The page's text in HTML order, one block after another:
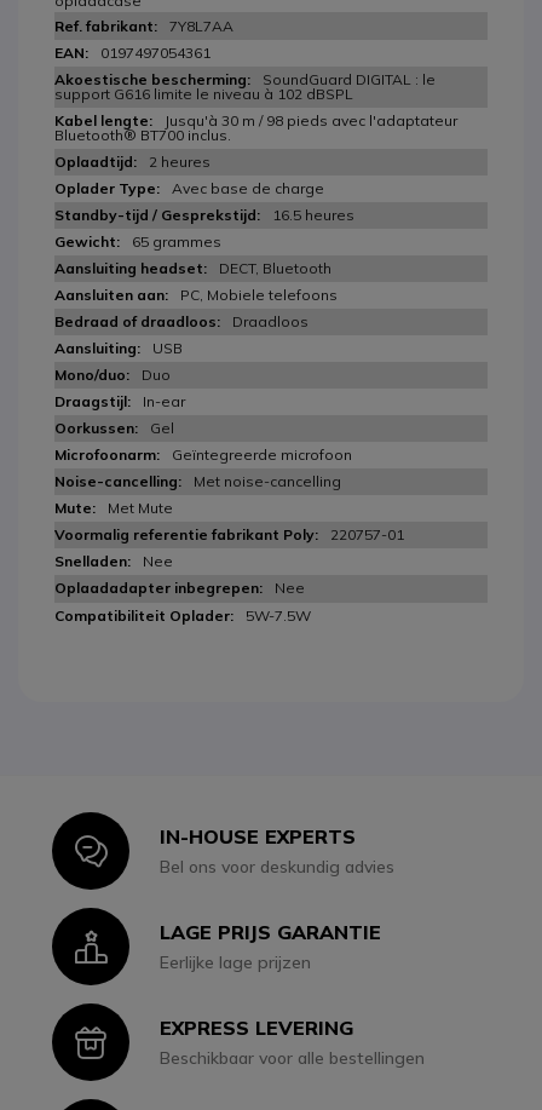
7Y8L7AA
0197497054361
SoundGuard DIGITAL : le
support G616 limite le niveau à 102 dBSPL
Jusqu'à 30 m / 98 pieds avec l'adaptateur
Bluetooth® BT700 inclus.
2 heures
Avec base de charge
16.5 heures
65 grammes
DECT, Bluetooth
PC, Mobiele telefoons
Draadloos
USB
Duo
In-ear
Gel
Geïntegreerde microfoon
Met noise-cancelling
Met Mute
220757-01
Nee
Nee
5W-7.5W
IconIN-HOUSE EXPERTS
Bel ons voor deskundig advies
IconLAGE PRIJS GARANTIE
Eerlijke lage prijzen
IconEXPRESS LEVERING
Beschikbaar voor alle bestellingen